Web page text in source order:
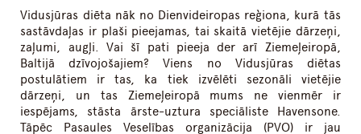
Vidusjūras diēta nāk no Dienvideiropas reģiona, kurā tās
sastāvdaļas ir plaši pieejamas, tai skaitā vietējie dārzeņi,
zaļumi, augļi. Vai šī pati pieeja der arī Ziemeļeiropā,
Baltijā dzīvojošajiem? Viens no Vidusjūras diētas
postulātiem ir tas, ka tiek izvēlēti sezonāli vietējie
dārzeņi, un tas Ziemeļeiropā mums ne vienmēr ir
iespējams, stāsta ārste-uztura speciāliste Havensone.
Tāpēc Pasaules Veselības organizācija (PVO) ir jau